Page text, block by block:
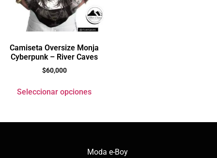
Camiseta Oversize Monja
Cyberpunk – River Caves
$60,000
Seleccionar opciones
Moda e-Boy